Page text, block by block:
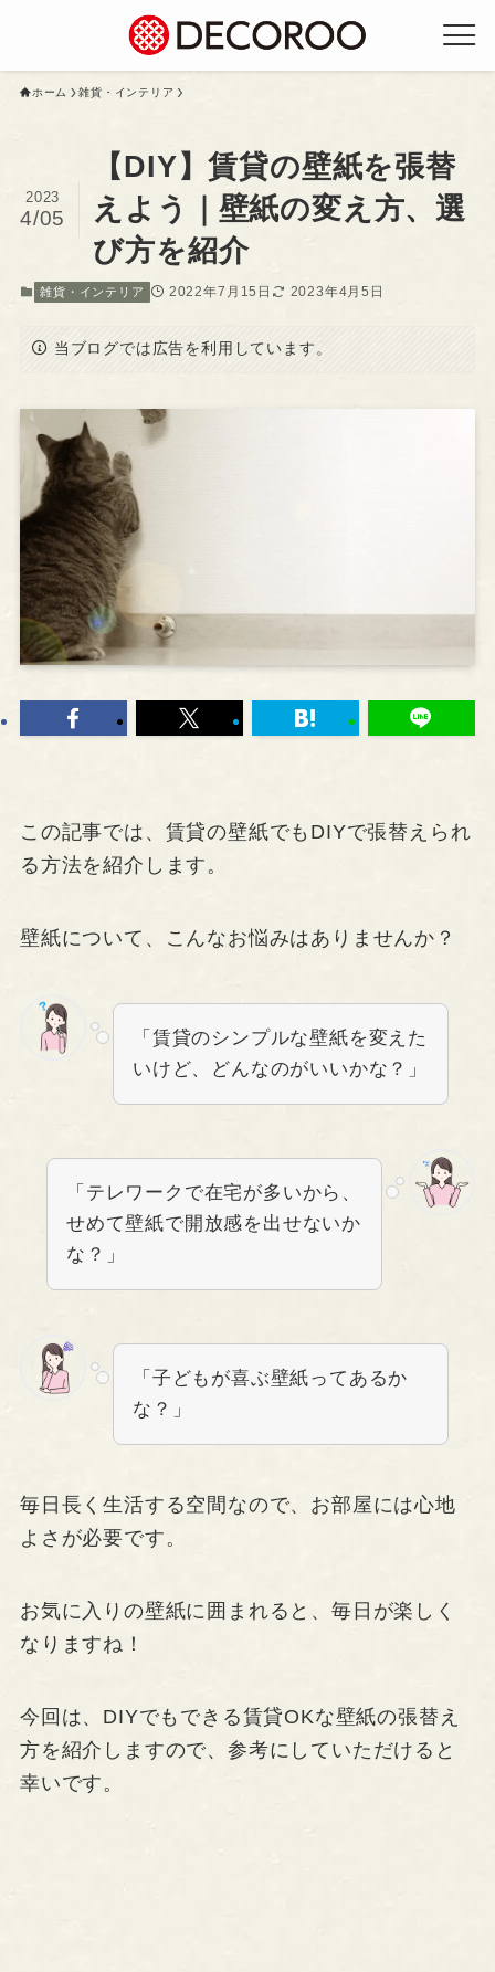
ホーム 雑貨・インテリア
【DIY】賃貸の壁紙を張替
えよう｜壁紙の変え方、選
び方を紹介
2023
4/05
雑貨・インテリア 2022年7月15日 2023年4月5日
当ブログでは広告を利用しています。
この記事では、賃貸の壁紙でもDIYで張替えられ
る方法を紹介します。
壁紙について、こんなお悩みはありませんか？
「賃貸のシンプルな壁紙を変えた
いけど、どんなのがいいかな？」
「テレワークで在宅が多いから、
せめて壁紙で開放感を出せないか
な？」
「子どもが喜ぶ壁紙ってあるか
な？」
毎日長く生活する空間なので、お部屋には心地
よさが必要です。
お気に入りの壁紙に囲まれると、毎日が楽しく
なりますね！
今回は、DIYでもできる賃貸OKな壁紙の張替え
方を紹介しますので、参考にしていただけると
幸いです。